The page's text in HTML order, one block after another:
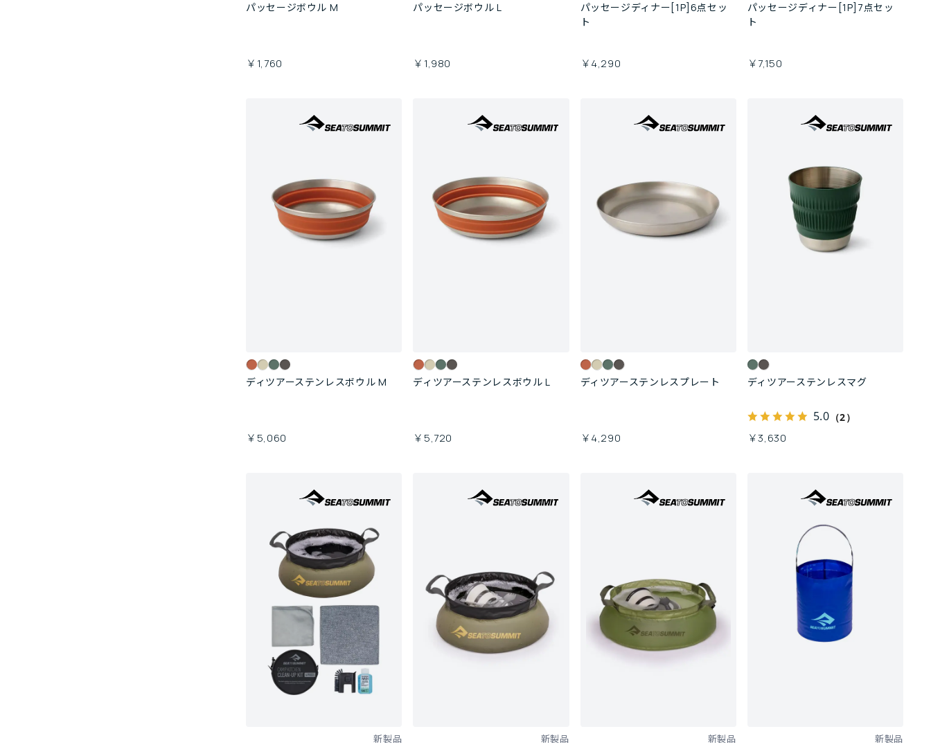
パッセージボウル M
￥1,760
パッセージボウル L
￥1,980
パッセージディナー[1P]6点セッ
ト
￥4,290
パッセージディナー[1P]7点セッ
ト
￥7,150
ディツアーステンレスボウル M
￥5,060
ディツアーステンレスボウル L
￥5,720
ディツアーステンレスプレート
￥4,290
ディツアーステンレスマグ
5.0 （2）
￥3,630
新製品 新製品 新製品 新製品